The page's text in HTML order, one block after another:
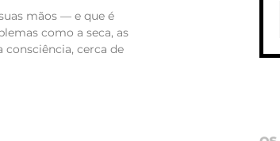
mãos — e que é
como a seca, as
consciência, cerca de